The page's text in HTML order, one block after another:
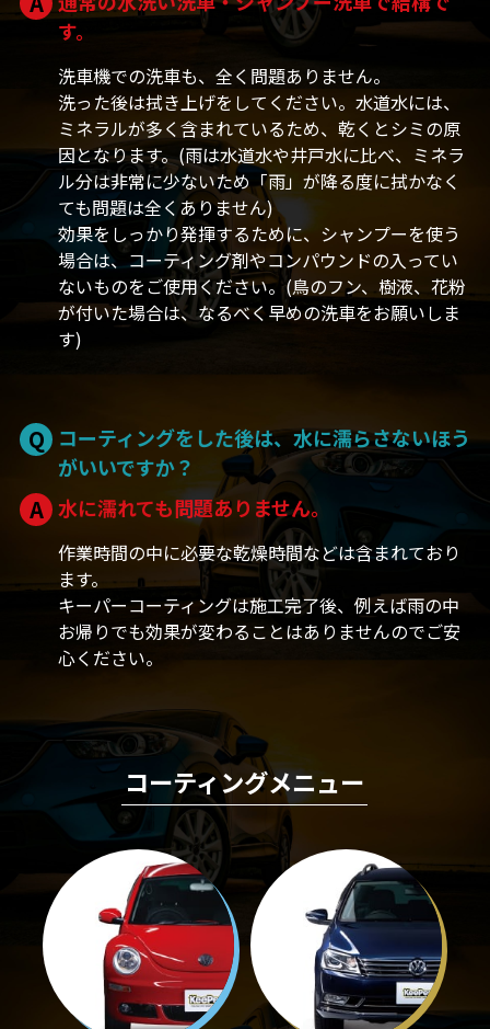
す。
洗車機での洗車も、全く問題ありません。
洗った後は拭き上げをしてください。水道水には、
ミネラルが多く含まれているため、乾くとシミの原
因となります。(雨は水道水や井戸水に比べ、ミネラ
ル分は非常に少ないため「雨」が降る度に拭かなく
ても問題は全くありません)
効果をしっかり発揮するために、シャンプーを使う
場合は、コーティング剤やコンパウンドの入ってい
ないものをご使用ください。(鳥のフン、樹液、花粉
が付いた場合は、なるべく早めの洗車をお願いしま
す)
Q コーティングをした後は、水に濡らさないほう
がいいですか？
A 水に濡れても問題ありません。
作業時間の中に必要な乾燥時間などは含まれており
ます。
キーパーコーティングは施工完了後、例えば雨の中
お帰りでも効果が変わることはありませんのでご安
心ください。
コーティングメニュー